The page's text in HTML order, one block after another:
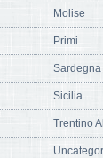
Molise
Primi
Sardegna
Sicilia
Trentino